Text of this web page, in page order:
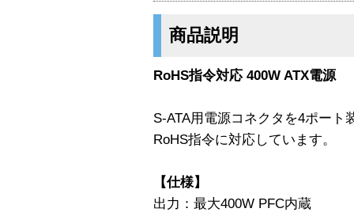
商品説明
RoHS指令対応 400W ATX電源
S-ATA用電源コネクタを4ポート
RoHS指令に対応しています。
【仕様】
出力：最大400W PFC内蔵